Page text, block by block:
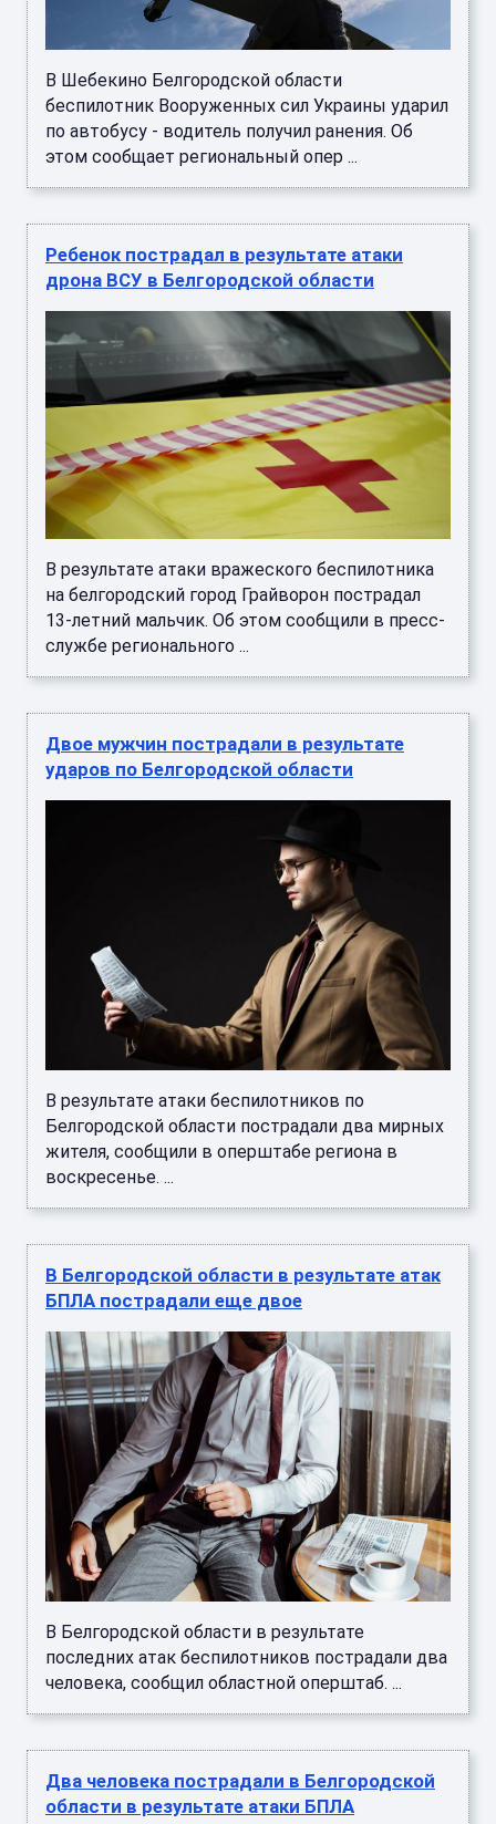
В Шебекино Белгородской области
беспилотник Вооруженных сил Украины ударил
по автобусу - водитель получил ранения. Об
этом сообщает региональный опер ...
Ребенок пострадал в результате атаки
дрона ВСУ в Белгородской области
В результате атаки вражеского беспилотника
на белгородский город Грайворон пострадал
13-летний мальчик. Об этом сообщили в пресс-
службе регионального ...
Двое мужчин пострадали в результате
ударов по Белгородской области
В результате атаки беспилотников по
Белгородской области пострадали два мирных
жителя, сообщили в оперштабе региона в
воскресенье. ...
В Белгородской области в результате атак
БПЛА пострадали еще двое
В Белгородской области в результате
последних атак беспилотников пострадали два
человека, сообщил областной оперштаб. ...
Два человека пострадали в Белгородской
области в результате атаки БПЛА